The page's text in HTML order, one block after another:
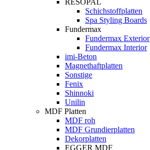
Schichstoffplatten
Spa Styling Boards
Fundermax
Fundermax Exterior
Fundermax Interior
imi-Beton
Magnethaftplatten
Sonstige
Fenix
Shinnoki
Unilin
MDF Platten
MDF roh
MDF Grundierplatten
Dekorplatten
EGGER MDF